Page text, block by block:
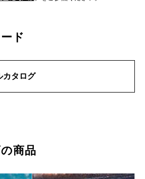
ド
カタログ
商品